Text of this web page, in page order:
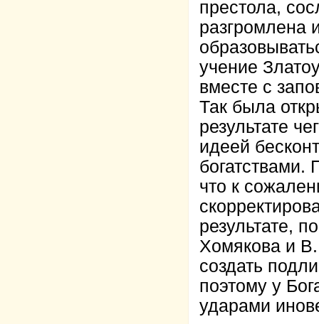
престола,
разгромлена
учение
вместе с
Так была
результате
идеей
богатствами.
что к
результате,
Хомякова и
создать
поэтому у
ударами